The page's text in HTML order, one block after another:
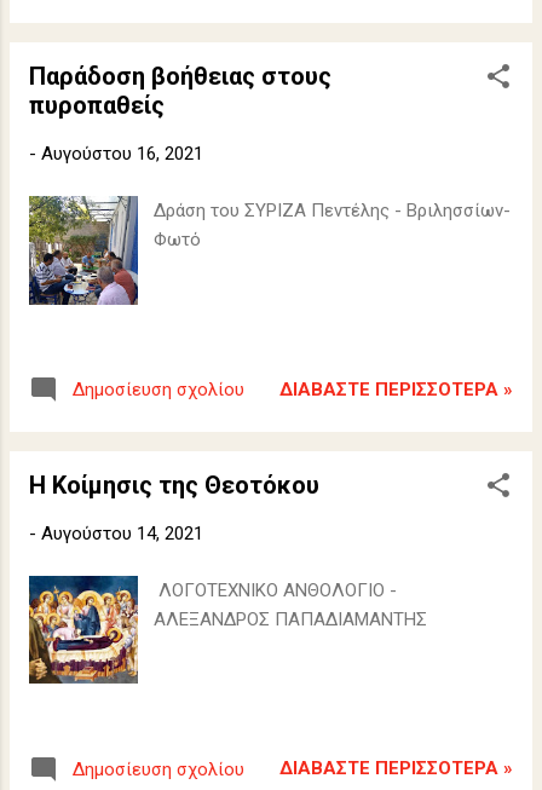
Παράδοση βοήθειας στους
πυροπαθείς
- Αυγούστου 16, 2021
Δράση του ΣΥΡΙΖΑ Πεντέλης - Βριλησσίων-
Φωτό
Δημοσίευση σχολίου ΔΙΑΒΆΣΤΕ ΠΕΡΙΣΣΌΤΕΡΑ »
Η Κοίμησις της Θεοτόκου
- Αυγούστου 14, 2021
ΛΟΓΟΤΕΧΝΙΚΟ ΑΝΘΟΛΟΓΙΟ -
ΑΛΕΞΑΝΔΡΟΣ ΠΑΠΑΔΙΑΜΑΝΤΗΣ
Δημοσίευση σχολίου ΔΙΑΒΆΣΤΕ ΠΕΡΙΣΣΌΤΕΡΑ »